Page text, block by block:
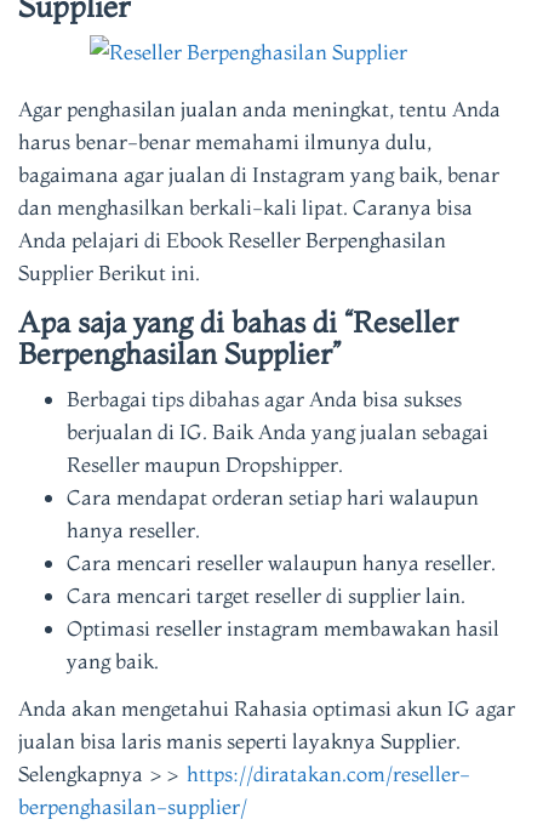
Agar penghasilan jualan anda meningkat, tentu Anda
harus benar-benar memahami ilmunya dulu,
bagaimana agar jualan di Instagram yang baik, benar
dan menghasilkan berkali-kali lipat. Caranya bisa
Anda pelajari di Ebook Reseller Berpenghasilan
Supplier Berikut ini.
Apa saja yang di bahas di “Reseller
Berpenghasilan Supplier”
Berbagai tips dibahas agar Anda bisa sukses
berjualan di IG. Baik Anda yang jualan sebagai
Reseller maupun Dropshipper.
Cara mendapat orderan setiap hari walaupun
hanya reseller.
Cara mencari reseller walaupun hanya reseller.
Cara mencari target reseller di supplier lain.
Optimasi reseller instagram membawakan hasil
yang baik.
Anda akan mengetahui Rahasia optimasi akun IG agar
jualan bisa laris manis seperti layaknya Supplier.
Selengkapnya >> https://diratakan.com/reseller-
berpenghasilan-supplier/